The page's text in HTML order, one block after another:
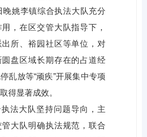
晚姚李镇综合执法大队充分
，在区交管大队指导下，
所、裕园社区等单位，对
盘区域长期存在的占道经
乱放等“顽疾”开展集中专项
得显著成效。
法大队坚持问题导向，主
大队明确执法规范，联合